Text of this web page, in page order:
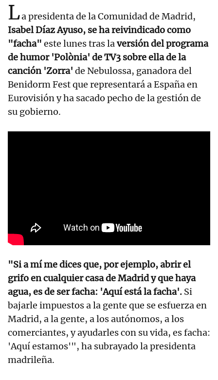
La presidenta de la Comunidad de Madrid,
Isabel Díaz Ayuso, se ha reivindicado como
"facha" este lunes tras laversión del programa
de humor 'Polònia' de TV3 sobre ella de la
canción 'Zorra' de Nebulossa, ganadora del
Benidorm Fest que representará a España en
Eurovisión y ha sacado pecho de la gestión de
su gobierno.
"Si a mí me dices que, por ejemplo, abrir el
grifo en cualquier casa de Madrid y que haya
agua, es de ser facha: 'Aquí está la facha'. Si
bajarle impuestos a la gente que se esfuerza en
Madrid, a la gente, a los autónomos, a los
comerciantes, y ayudarles con su vida, es facha:
'Aquí estamos'", ha subrayado la presidenta
madrileña.